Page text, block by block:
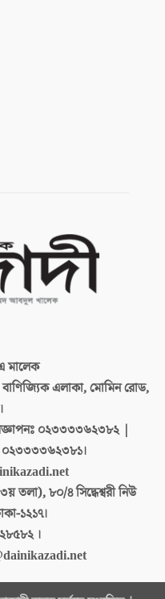
মালেক
এলাকা, মোমিন রোড,
০২৩৩৩৩৬২৩৮২ |
০২৩৩৩৩৬২৩৮১।
তলা), ৮০/৪ সিদ্ধেশ্বরী নিউ
১২১৭।
।